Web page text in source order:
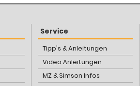
Service
Tipp's & Anleitungen
Video Anleitungen
MZ & Simson Infos